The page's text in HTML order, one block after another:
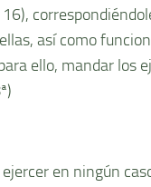
así­ como
ello, mandar los
en ningún